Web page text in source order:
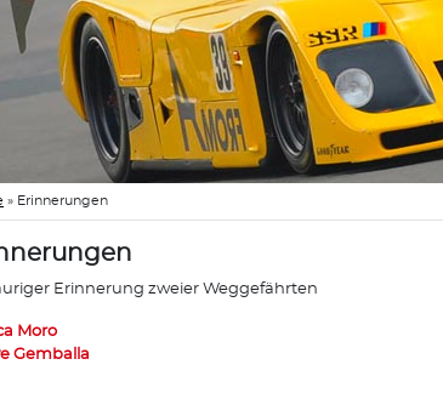
» Erinnerungen
Erinnerung zweier Weggefährten
Moro
Gemballa